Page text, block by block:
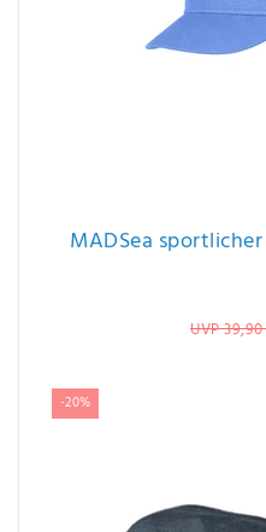
MADSea
UVP
-20%